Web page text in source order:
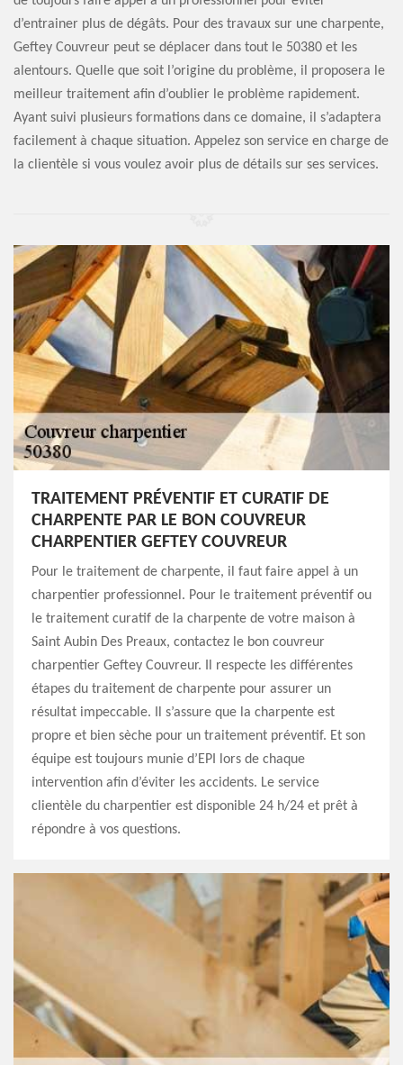
d’entrainer plus de dégâts. Pour des travaux sur une charpente,
Geftey Couvreur peut se déplacer dans tout le 50380 et les
alentours. Quelle que soit l’origine du problème, il proposera le
meilleur traitement afin d’oublier le problème rapidement.
Ayant suivi plusieurs formations dans ce domaine, il s’adaptera
facilement à chaque situation. Appelez son service en charge de
la clientèle si vous voulez avoir plus de détails sur ses services.
TRAITEMENT PRÉVENTIF ET CURATIF DE
CHARPENTE PAR LE BON COUVREUR
CHARPENTIER GEFTEY COUVREUR
Pour le traitement de charpente, il faut faire appel à un
charpentier professionnel. Pour le traitement préventif ou
le traitement curatif de la charpente de votre maison à
Saint Aubin Des Preaux, contactez le bon couvreur
charpentier Geftey Couvreur. Il respecte les différentes
étapes du traitement de charpente pour assurer un
résultat impeccable. Il s’assure que la charpente est
propre et bien sèche pour un traitement préventif. Et son
équipe est toujours munie d’EPI lors de chaque
intervention afin d’éviter les accidents. Le service
clientèle du charpentier est disponible 24 h/24 et prêt à
répondre à vos questions.